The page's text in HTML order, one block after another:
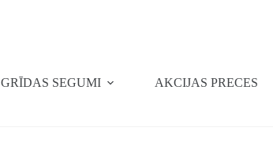
GRĪDAS SEGUMI AKCIJAS PRECES